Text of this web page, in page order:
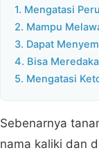
1. Mengatasi
2. Mampu
3. Dapat
4. Bisa
5. Mengatasi
Sebenarnya
nama kaliki dan